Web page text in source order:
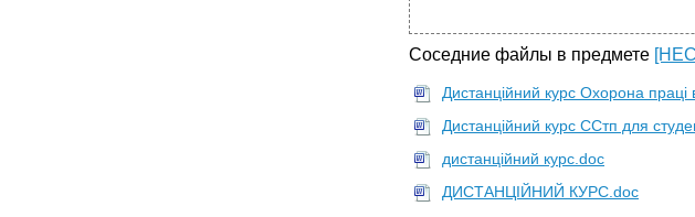
Соседние файлы в предмете
Дистанційний курс Охорона праці
Дистанційний курс ССтп для
дистанційний курс.doc
ДИСТАНЦІЙНИЙ КУРС.doc